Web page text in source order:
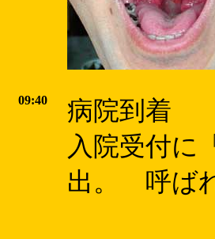
09:40
病院到着
入院受付に
出。 呼ば